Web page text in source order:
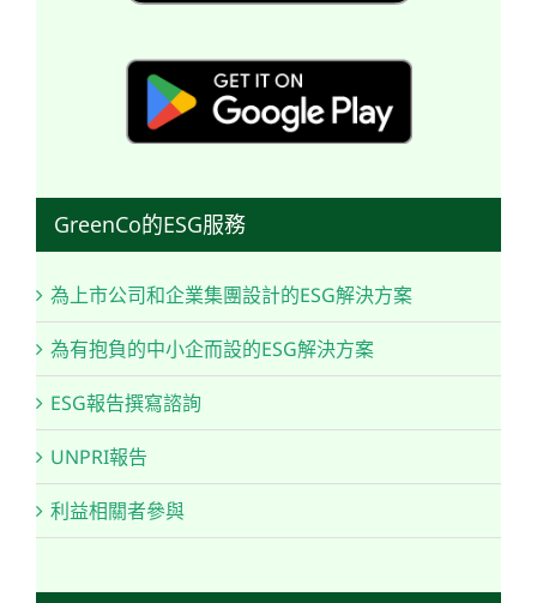
GreenCo的ESG服務
為上市公司和企業集團設計的ESG解決方案
為有抱負的中小企而設的ESG解決方案
ESG報告撰寫諮詢
UNPRI報告
利益相關者參與